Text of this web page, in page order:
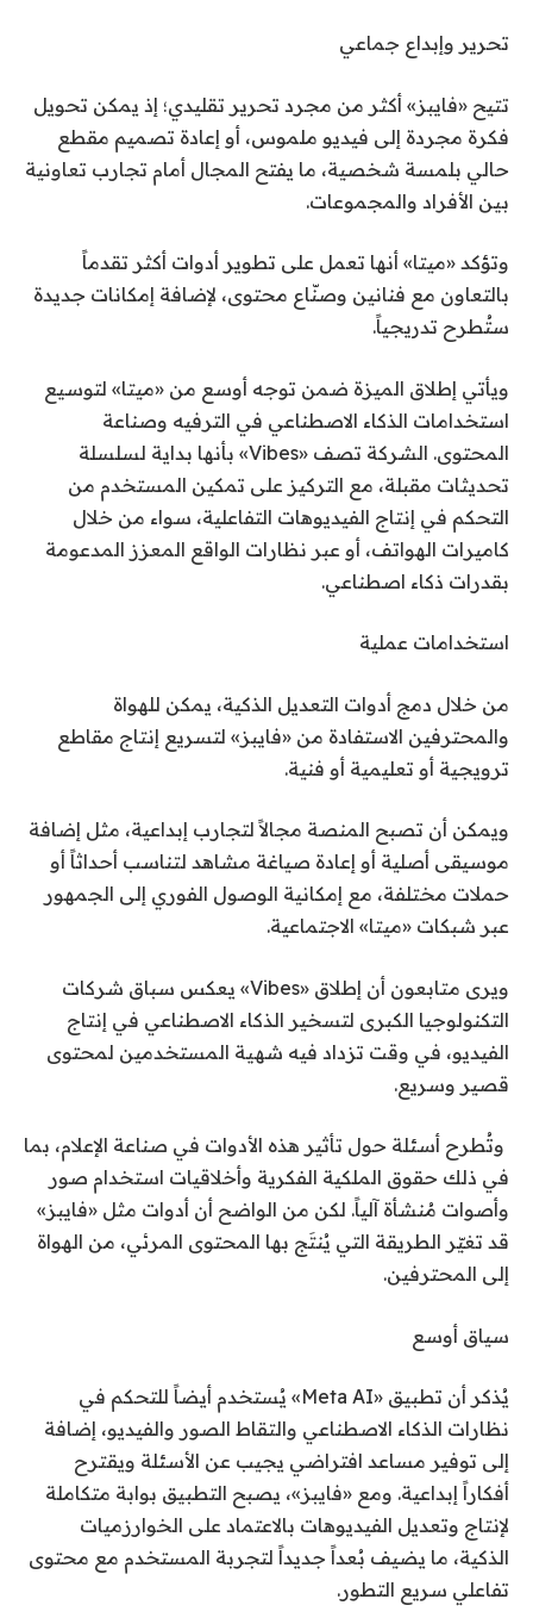
تحرير وإبداع جماعي
تتيح «فايبز» أكثر من مجرد تحرير تقليدي؛ إذ يمكن تحويل
فكرة مجردة إلى فيديو ملموس، أو إعادة تصميم مقطع
حالي بلمسة شخصية، ما يفتح المجال أمام تجارب تعاونية
بين الأفراد والمجموعات.
وتؤكد «ميتا» أنها تعمل على تطوير أدوات أكثر تقدماً
بالتعاون مع فنانين وصنّاع محتوى، لإضافة إمكانات جديدة
ستُطرح تدريجياً.
ويأتي إطلاق الميزة ضمن توجه أوسع من «ميتا» لتوسيع
استخدامات الذكاء الاصطناعي في الترفيه وصناعة
المحتوى. الشركة تصف «Vibes» بأنها بداية لسلسلة
تحديثات مقبلة، مع التركيز على تمكين المستخدم من
التحكم في إنتاج الفيديوهات التفاعلية، سواء من خلال
كاميرات الهواتف، أو عبر نظارات الواقع المعزز المدعومة
بقدرات ذكاء اصطناعي.
استخدامات عملية
من خلال دمج أدوات التعديل الذكية، يمكن للهواة
والمحترفين الاستفادة من «فايبز» لتسريع إنتاج مقاطع
ترويجية أو تعليمية أو فنية.
ويمكن أن تصبح المنصة مجالاً لتجارب إبداعية، مثل إضافة
موسيقى أصلية أو إعادة صياغة مشاهد لتناسب أحداثاً أو
حملات مختلفة، مع إمكانية الوصول الفوري إلى الجمهور
عبر شبكات «ميتا» الاجتماعية.
ويرى متابعون أن إطلاق «Vibes» يعكس سباق شركات
التكنولوجيا الكبرى لتسخير الذكاء الاصطناعي في إنتاج
الفيديو، في وقت تزداد فيه شهية المستخدمين لمحتوى
قصير وسريع.
وتُطرح أسئلة حول تأثير هذه الأدوات في صناعة الإعلام، بما
في ذلك حقوق الملكية الفكرية وأخلاقيات استخدام صور
وأصوات مُنشأة آلياً. لكن من الواضح أن أدوات مثل «فايبز»
قد تغيّر الطريقة التي يُنتَج بها المحتوى المرئي، من الهواة
إلى المحترفين.
سياق أوسع
يُذكر أن تطبيق «Meta AI» يُستخدم أيضاً للتحكم في
نظارات الذكاء الاصطناعي والتقاط الصور والفيديو، إضافة
إلى توفير مساعد افتراضي يجيب عن الأسئلة ويقترح
أفكاراً إبداعية. ومع «فايبز»، يصبح التطبيق بوابة متكاملة
لإنتاج وتعديل الفيديوهات بالاعتماد على الخوارزميات
الذكية، ما يضيف بُعداً جديداً لتجربة المستخدم مع محتوى
تفاعلي سريع التطور.